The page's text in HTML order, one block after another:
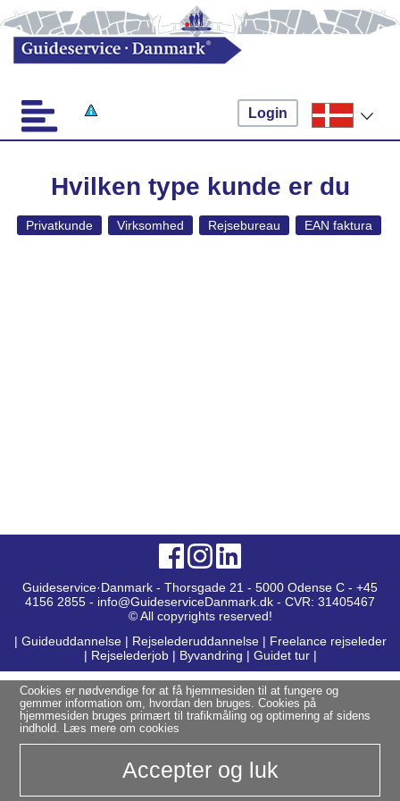
Login
Hvilken type kunde er du
Privatkunde Virksomhed Rejsebureau EAN faktura
Guideservice·Danmark - Thorsgade 21 - 5000 Odense C - +45
4156 2855 - info@GuideserviceDanmark.dk - CVR: 31405467
© All copyrights reserved!
| Guideuddannelse | Rejselederuddannelse | Freelance rejseleder
| Rejselederjob| Byvandring | Guidet tur|
Cookies er nødvendige for at få hjemmesiden til at fungere og
gemmer information om, hvordan den bruges. Cookies på
hjemmesiden bruges primært til trafikmåling og optimering af sidens
indhold. Læs mere om cookies
Accepter og luk